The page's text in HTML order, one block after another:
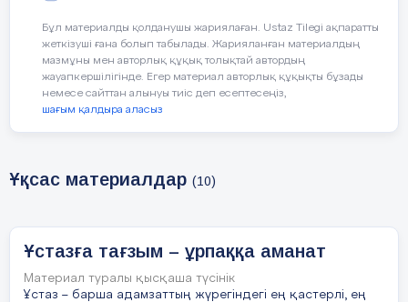
Армысыздар, құрметті ұстаздар мен студенттер!
Бүгін біз Саяси қуғын-сүргін және ашаршылық
құрбандарын еске алу күні орай
ұйымдастырылған «Тарихтан тағылым – ұрпаққа
аманат» атты тәрбие сағатында бас қосып
отырмыз.
XX ғасырдың қаралы жылдары қазақ халқына
Мыңдаған адам жазықсыз жазаға ұшырады.
Талай ана жесір, бала жетім қалды.
ІІ. Тарихи мәлімет
Бұл материалды қолданушы жариялаған. Ustaz Tilegi ақпаратты
жеткізуші ғана болып табылады. Жарияланған материалдың
мазмұны мен авторлық құқық толықтай автордың
жауапкершілігінде. Егер материал авторлық құқықты бұзады
немесе сайттан алынуы тиіс деп есептесеңіз,
шағым қалдыра аласыз
Ұқсас материалдар (10)
Ұстазға тағзым – ұрпаққа аманат
Материал туралы қысқаша түсінік
Ұстаз – барша адамзаттың жүрегіндегі ең қастерлі, ең